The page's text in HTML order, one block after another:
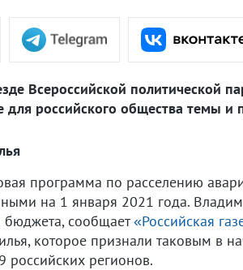
Всероссийской политической
для российского общества темы и
программа по расселению
на 1 января 2021 года.
бюджета, сообщает«Российская
которое признали таковым в
российских регионов.